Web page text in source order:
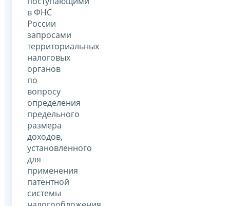
в ФНС
России
запросами
территориальных
налоговых
органов
по
вопросу
определения
предельного
размера
доходов,
установленного
для
применения
патентной
системы